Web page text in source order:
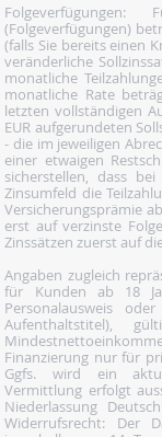
(Folgeverfügungen)
(falls Sie bereits einen
veränderliche
monatliche
monatliche Rate
letzten vollständigen
EUR aufgerundeten
- die im jeweiligen
einer etwaigen
sicherstellen, dass
Zinsumfeld die
Versicherungsprämie
erst auf verzinste
Zinssätzen zuerst auf
Angaben zugleich
für Kunden ab 18
Personalausweis
Aufenthaltstitel),
Finanzierung nur für
Ggfs. wird ein
Vermittlung erfolgt
Niederlassung
Widerrufsrecht: Der